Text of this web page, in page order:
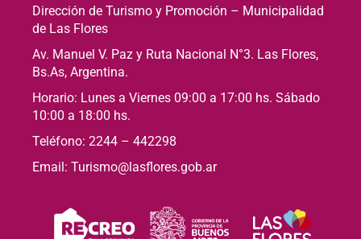
Dirección de Turismo y Promoción – Municipalidad
de Las Flores
Av. Manuel V. Paz y Ruta Nacional N°3. Las Flores,
Bs.As, Argentina.
Horario: Lunes a Viernes 09:00 a 17:00 hs. Sábado
10:00 a 18:00 hs.
Teléfono: 2244 – 442298
Email: Turismo@lasflores.gob.ar